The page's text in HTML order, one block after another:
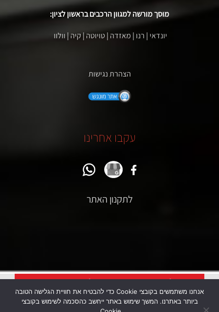
מוסך מורשה למגוון הרכבים בראשון לציון:
יונדאי | רנו | מאזדה |טויוטה |קיה| וולוו
הצהרת נגישות
עקבו אחרינו
לתקנון האתר
כל המבצעים כפופים לתקנון האתר
אנחנו משתמשים בקובצי Cookie כדי להבטיח את חוויית הגלישה הטובה
ביותר באתרנו. המשך שימוש באתר ייחשב כהסכמה לשימוש בקובצי